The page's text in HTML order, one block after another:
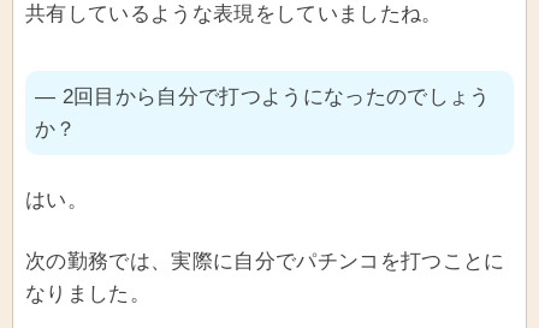
共有しているような表現をしていましたね。
― 2回目から自分で打つようになったのでしょう
か？
はい。
次の勤務では、実際に自分でパチンコを打つことに
なりました。